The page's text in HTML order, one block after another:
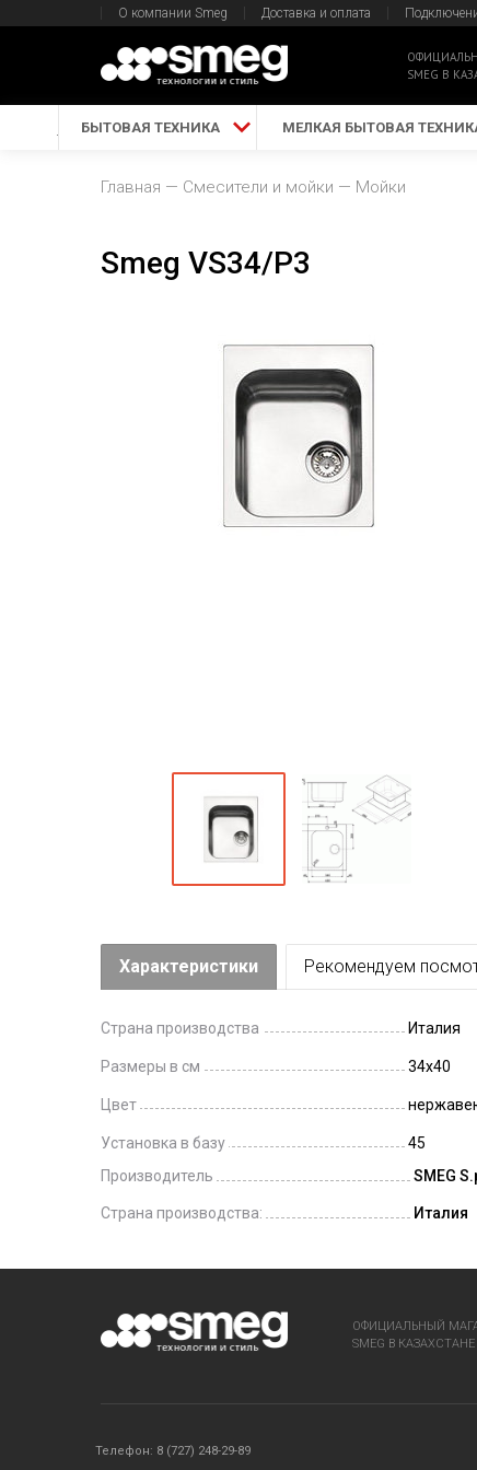
О компании Smeg Доставка и оплата
SMEG В
БЫТОВАЯ ТЕХНИКА МЕЛКАЯ БЫТОВАЯ
Главная Смесители и мойки Мойки
Smeg VS34/P3
Характеристики Рекомендуем
Страна производства Италия
Размеры в см 34x40
Цвет
Установка в базу
45
Производитель
SMEG
Страна производства: Италия
ОФИЦИАЛЬНЫЙ
SMEG В КАЗАХСТАНЕ
Телефон: 8 (727) 248-29-89